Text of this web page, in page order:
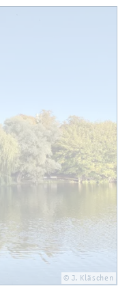
© J. Kläschen